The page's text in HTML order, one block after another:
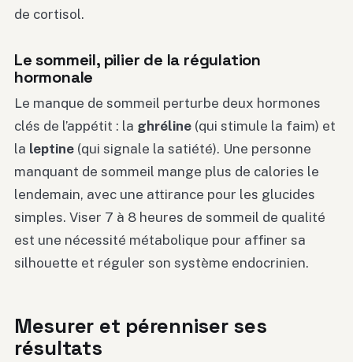
de cortisol.
Le sommeil, pilier de la régulation
hormonale
Le manque de sommeil perturbe deux hormones
clés de l’appétit : la ghréline (qui stimule la faim) et
la leptine (qui signale la satiété). Une personne
manquant de sommeil mange plus de calories le
lendemain, avec une attirance pour les glucides
simples. Viser 7 à 8 heures de sommeil de qualité
est une nécessité métabolique pour affiner sa
silhouette et réguler son système endocrinien.
Mesurer et pérenniser ses
résultats